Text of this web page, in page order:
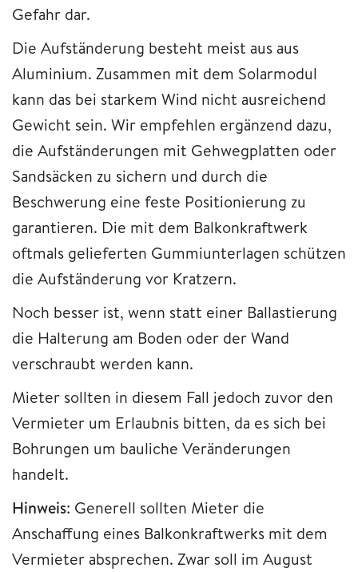
Gefahr dar.
Die Aufständerung besteht meist aus aus
Aluminium. Zusammen mit dem Solarmodul
kann das bei starkem Wind nicht ausreichend
Gewicht sein. Wir empfehlen ergänzend dazu,
die Aufständerungen mit Gehwegplatten oder
Sandsäcken zu sichern und durch die
Beschwerung eine feste Positionierung zu
garantieren. Die mit dem Balkonkraftwerk
oftmals gelieferten Gummiunterlagen schützen
die Aufständerung vor Kratzern.
Noch besser ist, wenn statt einer Ballastierung
die Halterung am Boden oder der Wand
verschraubt werden kann.
Mieter sollten in diesem Fall jedoch zuvor den
Vermieter um Erlaubnis bitten, da es sich bei
Bohrungen um bauliche Veränderungen
handelt.
Hinweis: Generell sollten Mieter die
Anschaffung eines Balkonkraftwerks mit dem
Vermieter absprechen. Zwar soll im August